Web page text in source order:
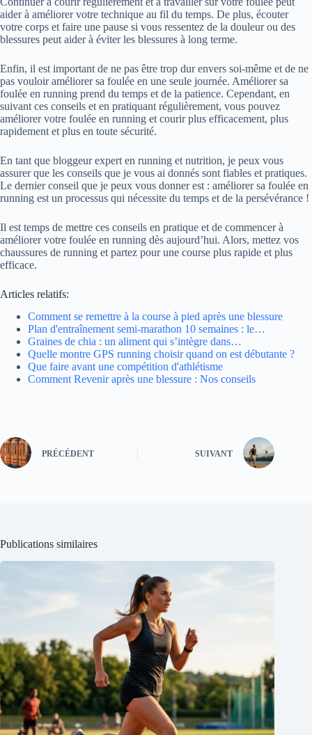
aider à améliorer votre technique au fil du temps. De plus, écouter
votre corps et faire une pause si vous ressentez de la douleur ou des
blessures peut aider à éviter les blessures à long terme.
Enfin, il est important de ne pas être trop dur envers soi-même et de ne
pas vouloir améliorer sa foulée en une seule journée. Améliorer sa
foulée en running prend du temps et de la patience. Cependant, en
suivant ces conseils et en pratiquant régulièrement, vous pouvez
améliorer votre foulée en running et courir plus efficacement, plus
rapidement et plus en toute sécurité.
En tant que bloggeur expert en running et nutrition, je peux vous
assurer que les conseils que je vous ai donnés sont fiables et pratiques.
Le dernier conseil que je peux vous donner est : améliorer sa foulée en
running est un processus qui nécessite du temps et de la persévérance !
Il est temps de mettre ces conseils en pratique et de commencer à
améliorer votre foulée en running dès aujourd’hui. Alors, mettez vos
chaussures de running et partez pour une course plus rapide et plus
efficace.
Articles relatifs:
Comment se remettre à la course à pied après une blessure
Plan d'entraînement semi-marathon 10 semaines : le…
Graines de chia : un aliment qui s’intègre dans…
Quelle montre GPS running choisir quand on est débutante ?
Que faire avant une compétition d'athlétisme
Comment Revenir après une blessure : Nos conseils
PRÉCÉDENT SUIVANT
Publications similaires